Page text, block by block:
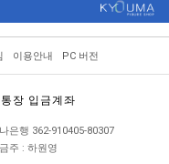
이용안내 PC 버전
장 입금계좌
은행 362-910405-80307
주 : 하원영